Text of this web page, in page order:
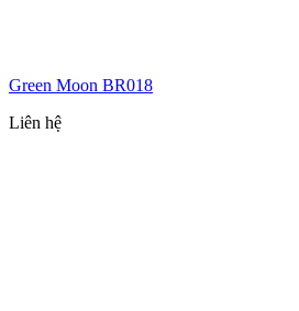
Green Moon BR018
Liên hệ